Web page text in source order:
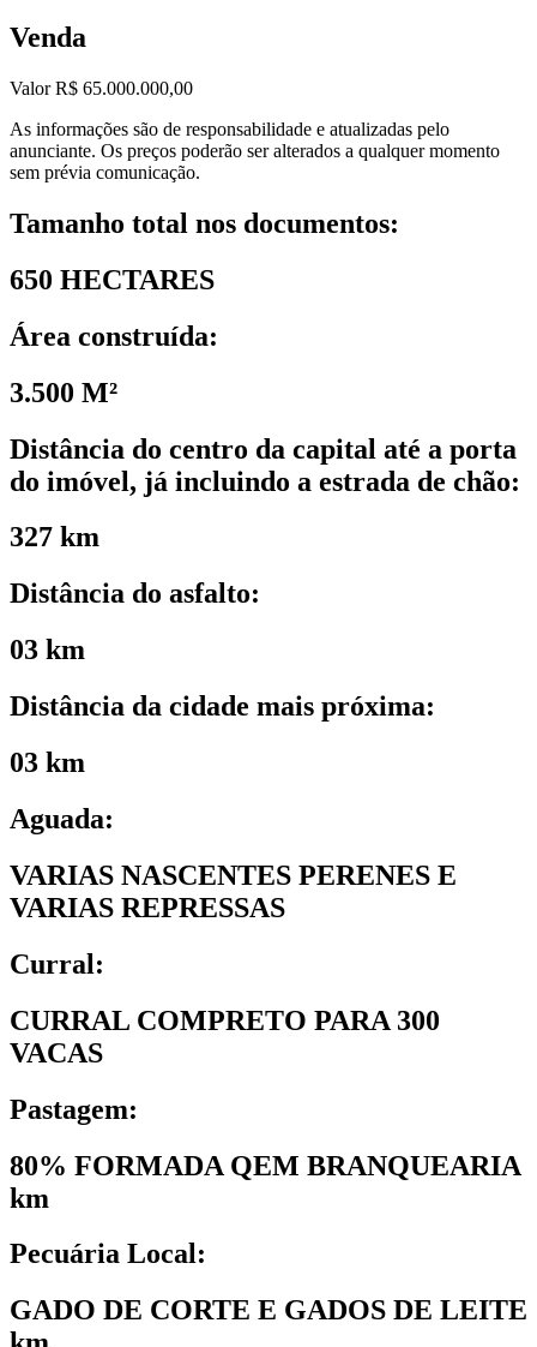
Venda
Valor R$ 65.000.000,00
As informações são de responsabilidade e atualizadas pelo
anunciante. Os preços poderão ser alterados a qualquer momento
sem prévia comunicação.
Tamanho total nos documentos:
650 HECTARES
Área construída:
3.500 M²
Distância do centro da capital até a porta
do imóvel, já incluindo a estrada de chão:
327 km
Distância do asfalto:
03 km
Distância da cidade mais próxima:
03 km
Aguada:
VARIAS NASCENTES PERENES E
VARIAS REPRESSAS
Curral:
CURRAL COMPRETO PARA 300
VACAS
Pastagem:
80% FORMADA QEM BRANQUEARIA
km
Pecuária Local:
GADO DE CORTE E GADOS DE LEITE